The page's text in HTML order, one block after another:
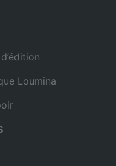
Loumina